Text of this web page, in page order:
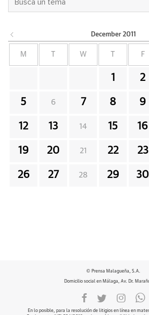
December 2011
M W F
1 2
5 6 7 8 9
12 13 14 15 16
19 20 21 22 23
26 27 28 29 30
© Prensa Malagueña, S.A.
Domicilio social en Málaga, Av. Dr.
En lo posible, para la resolución de litigios en línea en